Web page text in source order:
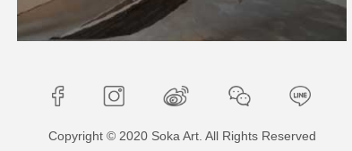
Copyright © 2020 Soka Art. All Rights Reserved